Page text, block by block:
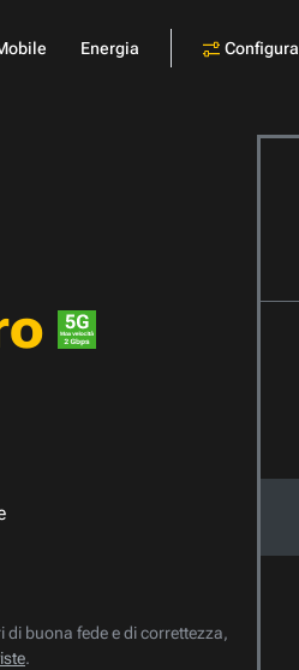
Energia Configura
di buona fede e di correttezza,
.